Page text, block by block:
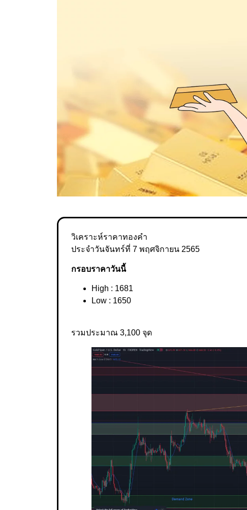
วิเคราะห์ราคาทองคำ
ประจำวันจันทร์ที่ 7 พฤศจิกายน 2565
กรอบราคาวันนี้
High : 1681
Low : 1650
รวมประมาณ 3,100 จุด